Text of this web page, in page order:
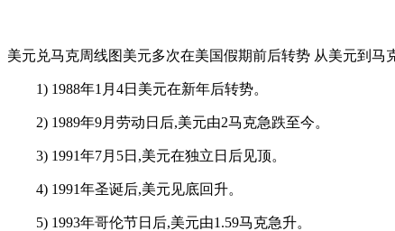
美元兑马克周线图美元多次在美国假期前后转势 从美元到马
1) 1988年1月4日美元在新年后转势。
2) 1989年9月劳动日后,美元由2马克急跌至今。
3) 1991年7月5日,美元在独立日后见顶。
4) 1991年圣诞后,美元见底回升。
5) 1993年哥伦节日后,美元由1.59马克急升。